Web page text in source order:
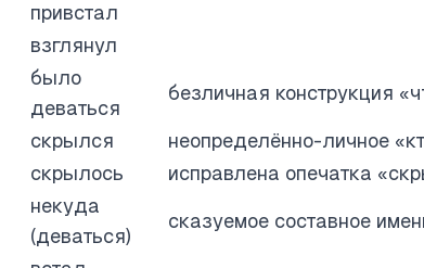
привстал
взглянул
было
деваться
безличная конструкция
скрылся
неопределённо-личное
скрылось исправлена опечатка
некуда
(деваться)
сказуемое составное